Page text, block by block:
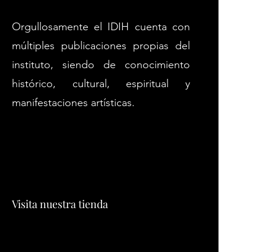
Orgullosamente el IDIH cuenta con
múltiples publicaciones propias del
instituto, siendo de conocimiento
histórico, cultural, espiritual y
manifestaciones artísticas.
Visita nuestra tienda